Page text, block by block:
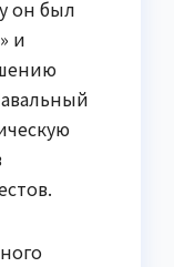
он был
и